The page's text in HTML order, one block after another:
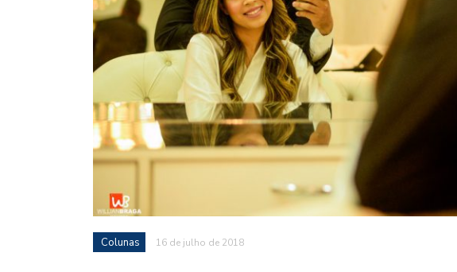
Colunas 16 de julho de 2018